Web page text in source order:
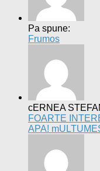
Pa spune:
Frumos
cERNEA
FOARTE
APA!